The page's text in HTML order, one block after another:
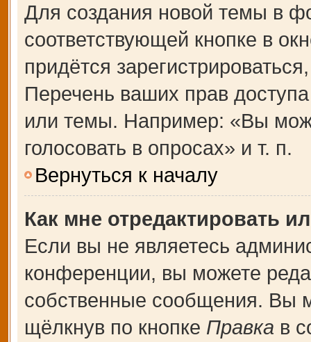
Для создания новой темы в
соответствующей кнопке в
придётся
Перечень ваших прав
или темы. Например: «Вы
голосовать в опросах» и т. п.
Вернуться к началу
Как мне отредактировать
Если вы не являетесь
конференции, вы можете
собственные сообщения. Вы
щёлкнув по кнопке Правка в